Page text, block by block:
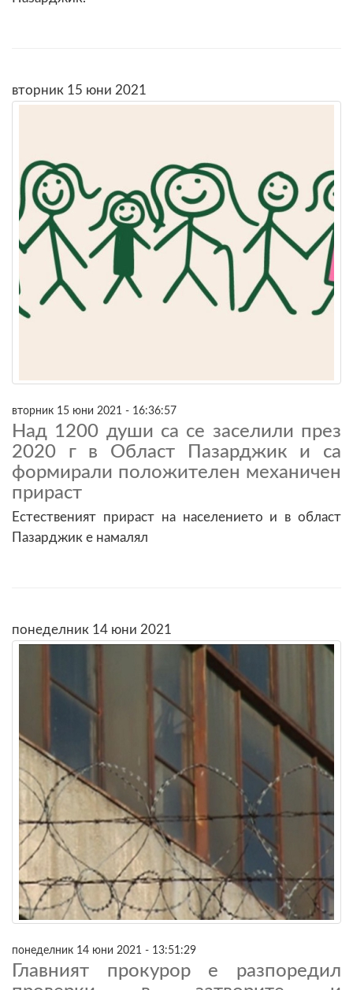
вторник 15 юни 2021
вторник 15 юни 2021 - 16:36:57
Над 1200 души са се заселили през
2020 г в Област Пазарджик и са
формирали положителен механичен
прираст
Естественият прираст на населението и в област
Пазарджик е намалял
понеделник 14 юни 2021
понеделник 14 юни 2021 - 13:51:29
Главният прокурор е разпоредил